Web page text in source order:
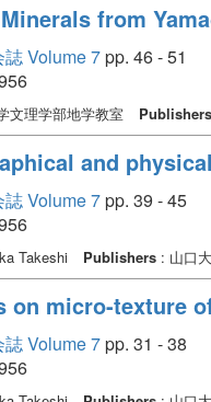
from
Volume 7pp. 46 - 51
文理学部地学教室 Publishers
and
Volume 7pp. 39 - 45
Takeshi Publishers: 山口
on micro-texture
Volume 7pp. 31 - 38